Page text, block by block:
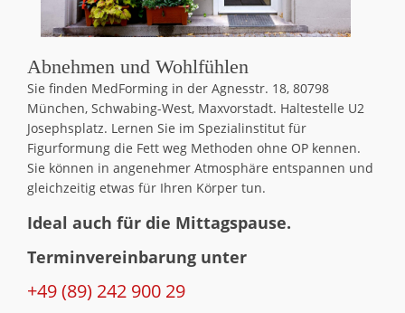
Abnehmen und Wohlfühlen
Sie finden MedForming in der Agnesstr. 18, 80798
München, Schwabing-West, Maxvorstadt. Haltestelle U2
Josephsplatz. Lernen Sie im Spezialinstitut für
Figurformung die Fett weg Methoden ohne OP kennen.
Sie können in angenehmer Atmosphäre entspannen und
gleichzeitig etwas für Ihren Körper tun.
Ideal auch für die Mittagspause.
Terminvereinbarung unter
+49 (89) 242 900 29